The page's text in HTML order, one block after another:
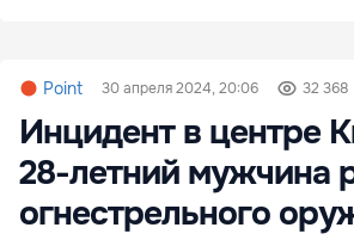
Point 30 апреля 2024, 20:06 32 368
Инцидент в центре
28-летний мужчина
огнестрельного